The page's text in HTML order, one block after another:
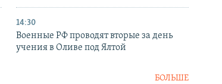
14:30
Военные РФ проводят вторые за день
учения в Оливе под Ялтой
БОЛЬШЕ